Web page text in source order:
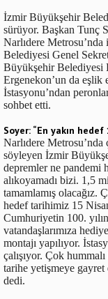
İzmir Büyükşehir
sürüyor. Başkan Tunç
Narlıdere
Belediyesi Genel
Büyükşehir Belediyesi
Ergenekon’un da eşlik
İstasyonu’ndan
sohbet etti.
Soyer: “En yakın
Narlıdere Metrosu’nda
söyleyen İzmir
depremler ne pandemi
alıkoyamadı bizi. 1,5
tamamlamış olacağız.
hedef tarihimiz 15
Cumhuriyetin 100.
vatandaşlarımıza
montajı yapılıyor.
çalışıyor. Çok
tarihe yetişmeye gayret
dedi.